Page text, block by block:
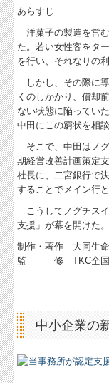
あらすじ
洋菓子の製造を営
た。若い女性客をタ
を行い、それなりの
しかし、その際に
くのしかかり、償却
ない状態に陥ってい
中田にこの窮状を相談
そこで、中田はノ
期経営改善計画策定
社長に、二宮銀行で
することでメイン行
こうしてノグチス
支援」が幕を開けた。
制作・著作 大同生
監 修 TKC全国会
中小企業の